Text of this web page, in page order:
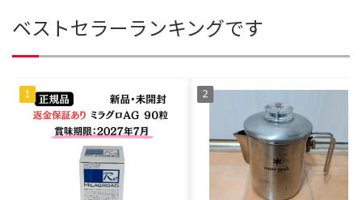
ベストセラーランキングです